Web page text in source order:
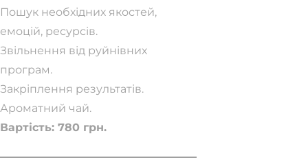
Пошук необхідних якостей,
емоцій, ресурсів.
Звільнення від руйнівних
програм.
Закріплення результатів.
Ароматний чай.
Вартість: 780 грн.